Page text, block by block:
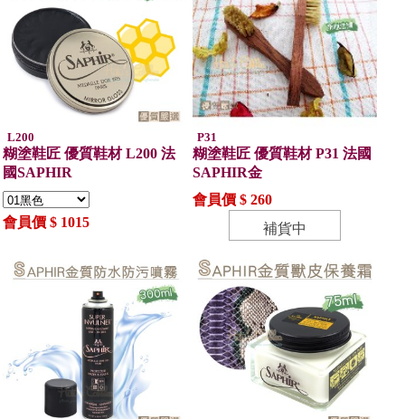
L200
糊塗鞋匠 優質鞋材 L200 法
國SAPHIR
會員價 $ 1015
P31
糊塗鞋匠 優質鞋材 P31 法國
SAPHIR金
會員價 $ 260
補貨中